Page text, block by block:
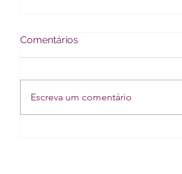
Comentários
Escreva um comentário